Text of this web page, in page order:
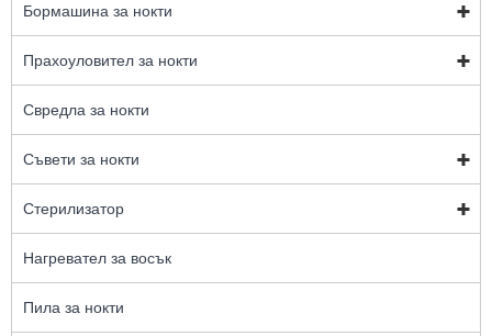
Бормашина за нокти
Прахоуловител за нокти
Свредла за нокти
Съвети за нокти
Стерилизатор
Нагревател за восък
Пила за нокти